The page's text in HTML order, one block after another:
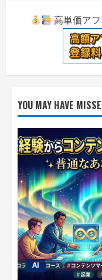
高単価ア
YOU MAY HAVE
AI